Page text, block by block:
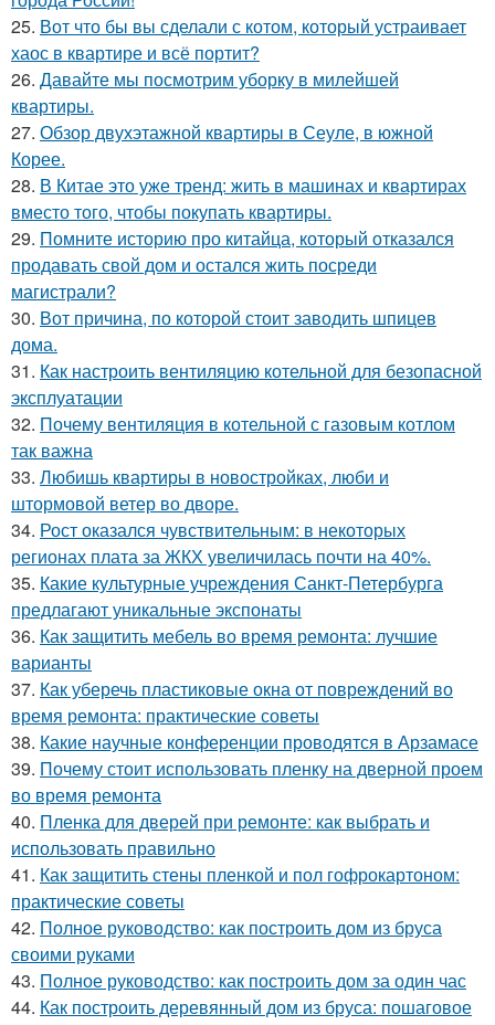
25. Вот что бы вы сделали с котом, который устраивает
хаос в квартире и всё портит?
26. Давайте мы посмотрим уборку в милейшей
квартиры.
27. Обзор двухэтажной квартиры в Сеуле, в южной
Корее.
28. В Китае это уже тренд: жить в машинах и квартирах
вместо того, чтобы покупать квартиры.
29. Помните историю про китайца, который отказался
продавать свой дом и остался жить посреди
магистрали?
30. Вот причина, по которой стоит заводить шпицев
дома.
31. Как настроить вентиляцию котельной для безопасной
эксплуатации
32. Почему вентиляция в котельной с газовым котлом
так важна
33. Любишь квартиры в новостройках, люби и
штормовой ветер во дворе.
34. Рост оказался чувствительным: в некоторых
регионах плата за ЖКХ увеличилась почти на 40%.
35. Какие культурные учреждения Санкт-Петербурга
предлагают уникальные экспонаты
36. Как защитить мебель во время ремонта: лучшие
варианты
37. Как уберечь пластиковые окна от повреждений во
время ремонта: практические советы
38. Какие научные конференции проводятся в Арзамасе
39. Почему стоит использовать пленку на дверной проем
во время ремонта
40. Пленка для дверей при ремонте: как выбрать и
использовать правильно
41. Как защитить стены пленкой и пол гофрокартоном:
практические советы
42. Полное руководство: как построить дом из бруса
своими руками
43. Полное руководство: как построить дом за один час
44. Как построить деревянный дом из бруса: пошаговое